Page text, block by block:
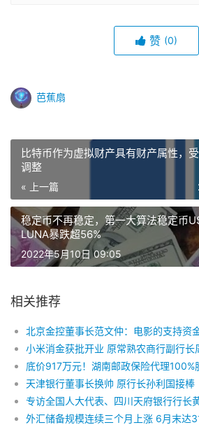
赞 (0)
芭蕉扇
比特币作为虚拟财产具有财产属性，
调整
« 上一篇
稳定币不再稳定，第一大算法稳定币
LUNA暴跌超56%
2022年5月10日 09:05
相关推荐
小米消金获批开业 原常熟农商行副行长
底价917万元！湖南邮政保险代理100%
天津银行董事长换帅 原行长孙利国接棒
外汇储备规模连续三个月上涨 6月末达